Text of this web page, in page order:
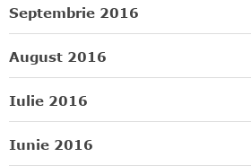
Septembrie 2016
August 2016
Iulie 2016
Iunie 2016